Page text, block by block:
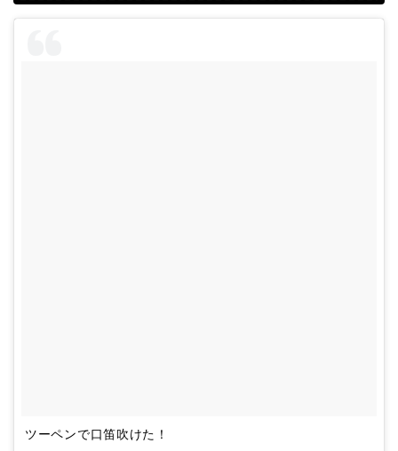
ツーペンで口笛吹けた！